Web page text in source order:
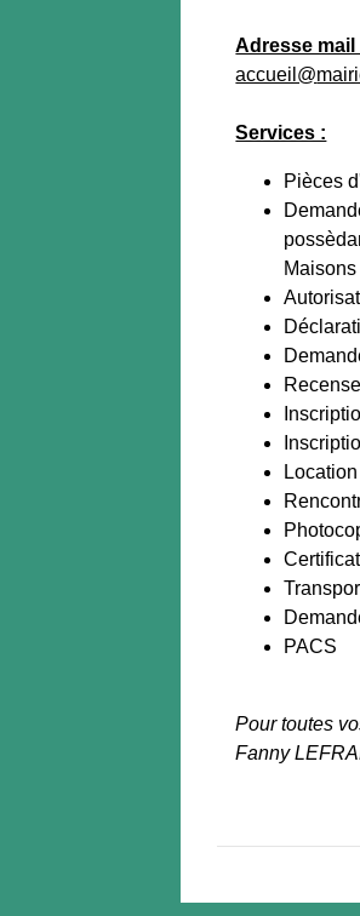
Adresse mail
accueil@
Services :
Pièces
PACS
Pour toutes
Fanny